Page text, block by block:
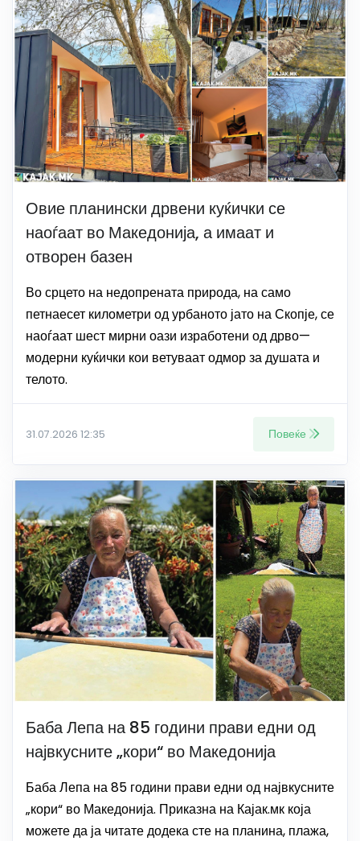
Овие планински дрвени куќички се
наоѓаат во Македонија, а имаат и
отворен базен
Во срцето на недопрената природа, на само
петнаесет километри од урбаното јато на Скопје, се
наоѓаат шест мирни оази изработени од дрво—
модерни куќички кои ветуваат одмор за душата и
телото.
31.07.2026 12:35 Повеќе
Баба Лепа на 85 години прави едни од
највкусните „кори“ во Македонија
Баба Лепа на 85 години прави едни од највкусните
„кори“ во Македонија. Приказна на Кајак.мк која
можете да ја читате додека сте на планина, плажа,